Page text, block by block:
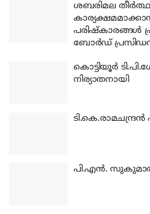
ശബരിമല
പരിഷ്‌കാരങ്ങള്‍
ബോര്‍ഡ്
കൊട്ടിയൂര്‍
നിര്യാതനായി
ടി.കെ.രാമചന്ദ്രന്‍
പി.എന്‍.